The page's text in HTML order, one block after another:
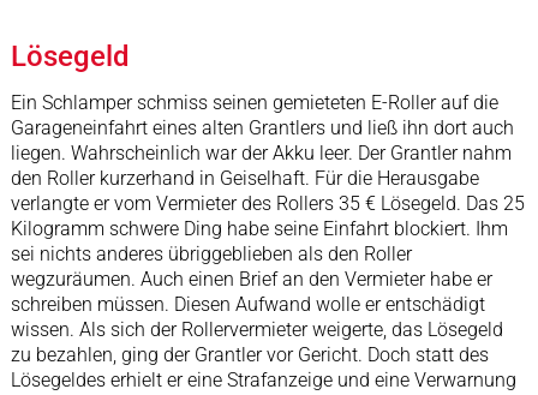
Lösegeld
Ein Schlamper schmiss seinen gemieteten E-Roller auf die
Garageneinfahrt eines alten Grantlers und ließ ihn dort auch
liegen. Wahrscheinlich war der Akku leer. Der Grantler nahm
den Roller kurzerhand in Geiselhaft. Für die Herausgabe
verlangte er vom Vermieter des Rollers 35 € Lösegeld. Das 25
Kilogramm schwere Ding habe seine Einfahrt blockiert. Ihm
sei nichts anderes übriggeblieben als den Roller
wegzuräumen. Auch einen Brief an den Vermieter habe er
schreiben müssen. Diesen Aufwand wolle er entschädigt
wissen. Als sich der Rollervermieter weigerte, das Lösegeld
zu bezahlen, ging der Grantler vor Gericht. Doch statt des
Lösegeldes erhielt er eine Strafanzeige und eine Verwarnung